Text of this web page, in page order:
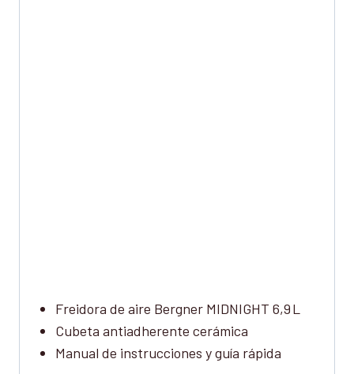
Freidora de aire Bergner MIDNIGHT 6,9 L
Cubeta antiadherente cerámica
Manual de instrucciones y guía rápida